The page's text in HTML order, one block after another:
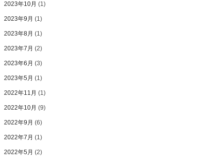
2023年10月 (1)
2023年9月 (1)
2023年8月 (1)
2023年7月 (2)
2023年6月 (3)
2023年5月 (1)
2022年11月 (1)
2022年10月 (9)
2022年9月 (6)
2022年7月 (1)
2022年5月 (2)